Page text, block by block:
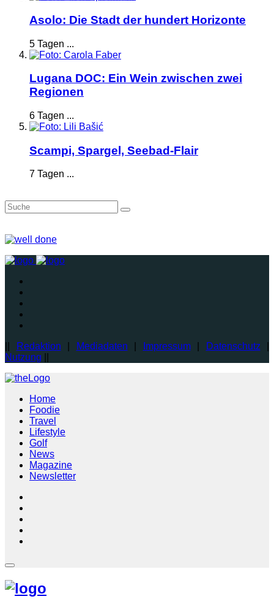
Asolo: Die Stadt der hundert Horizonte
5 Tagen ...
Lugana DOC: Ein Wein zwischen zwei
Regionen
6 Tagen ...
Scampi, Spargel, Seebad-Flair
7 Tagen ...
Redaktion Mediadaten Impressum| Datenschutz|
Nutzung
Home
Foodie
Travel
Lifestyle
Golf
News
Magazine
Newsletter